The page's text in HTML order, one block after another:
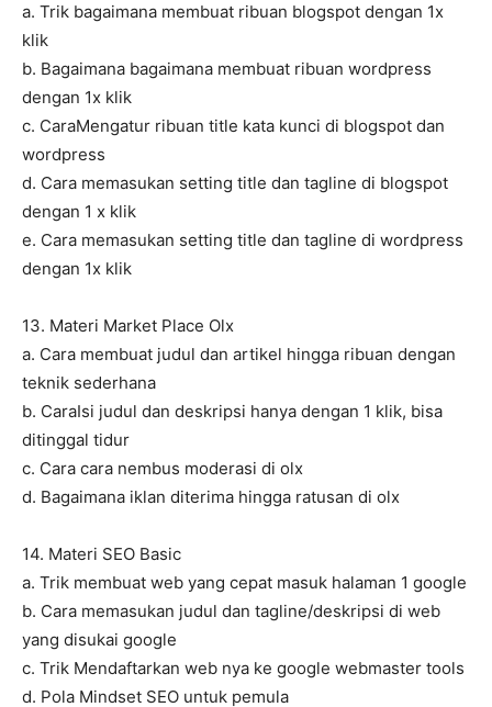
a. Trik bagaimana membuat ribuan blogspot dengan 1x
klik
b. Bagaimana bagaimana membuat ribuan wordpress
dengan 1x klik
c. CaraMengatur ribuan title kata kunci di blogspot dan
wordpress
d. Cara memasukan setting title dan tagline di blogspot
dengan 1 x klik
e. Cara memasukan setting title dan tagline di wordpress
dengan 1x klik
13. Materi Market Place Olx
a. Cara membuat judul dan artikel hingga ribuan dengan
teknik sederhana
b. CaraIsi judul dan deskripsi hanya dengan 1 klik, bisa
ditinggal tidur
c. Cara cara nembus moderasi di olx
d. Bagaimana iklan diterima hingga ratusan di olx
14. Materi SEO Basic
a. Trik membuat web yang cepat masuk halaman 1 google
b. Cara memasukan judul dan tagline/deskripsi di web
yang disukai google
c. Trik Mendaftarkan web nya ke google webmaster tools
d. Pola Mindset SEO untuk pemula